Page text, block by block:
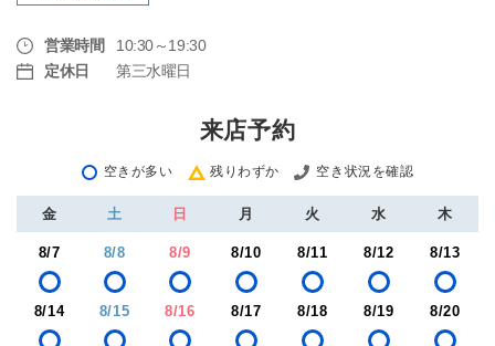
営業時間
10:30～19:30
定休日
第三水曜日
来店予約
空きが多い 残りわずか 空き状況を確認
金 土 日 月 火 水 木
8/7 8/8 8/9 8/10 8/11 8/12 8/13
8/14 8/15 8/16 8/17 8/18 8/19 8/20